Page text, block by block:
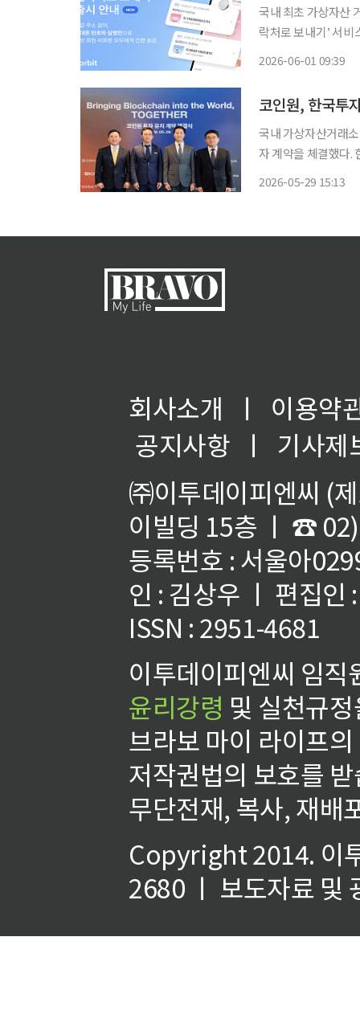
국내 최초 가상자산
락처로 보내기’ 서비스를 출시했다고
2026-06-01 09:39
국내 가상자산거래
자 계약을 체결했다.
2026-05-29 15:13
회사소개 ㅣ
이용약
공지사항
ㅣ
기사제
㈜이투데이피엔씨 (
이빌딩 15층 ㅣ ☎
등록번호 : 서울아
인 : 김상우 ㅣ 편집인
ISSN : 2951-4681
이투데이피엔씨 임
윤리강령 및 실천규
브라보 마이 라이프
저작권법의 보호를
무단전재, 복사, 재배
Copyright 2014. 이
2680 ㅣ 보도자료